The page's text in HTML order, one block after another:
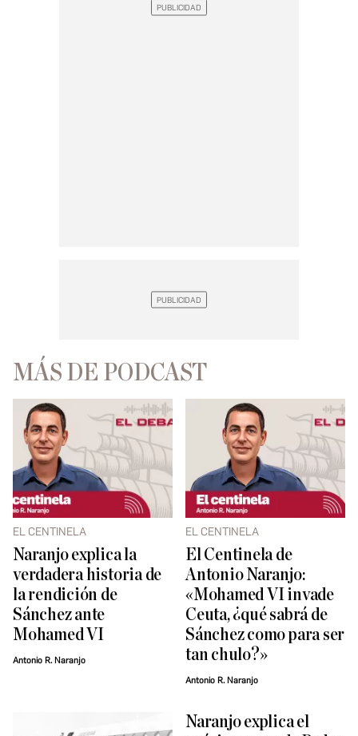
MÁS DE PODCAST
EL CENTINELA
Naranjo explica la
verdadera historia de
la rendición de
Sánchez ante
Mohamed VI
Antonio R. Naranjo
EL CENTINELA
El Centinela de
Antonio Naranjo:
«Mohamed VI invade
Ceuta, ¿qué sabrá de
Sánchez como para ser
tan chulo?»
Antonio R. Naranjo
Naranjo explica el